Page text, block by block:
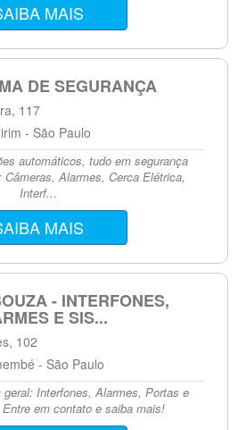
MAIS
DE SEGURANÇA
117
- São Paulo
automáticos, tudo em segurança
Alarmes, Cerca Elétrica,
Interf...
MAIS
- INTERFONES,
E SIS...
102
- São Paulo
Interfones, Alarmes, Portas e
em contato e saiba mais!